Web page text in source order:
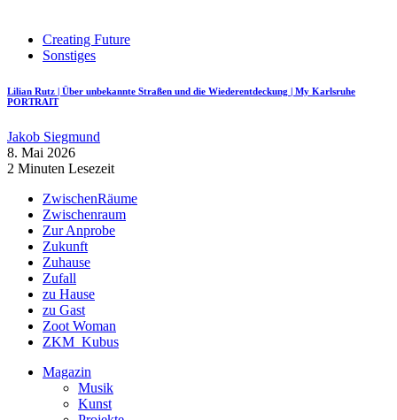
Creating Future
Sonstiges
Lilian Rutz | Über unbekannte Straßen und die Wiederentdeckung | My Karlsruhe
PORTRAIT
Jakob Siegmund
8. Mai 2026
2 Minuten Lesezeit
ZwischenRäume
Zwischenraum
Zur Anprobe
Zukunft
Zuhause
Zufall
zu Hause
zu Gast
Zoot Woman
ZKM_Kubus
Magazin
Musik
Kunst